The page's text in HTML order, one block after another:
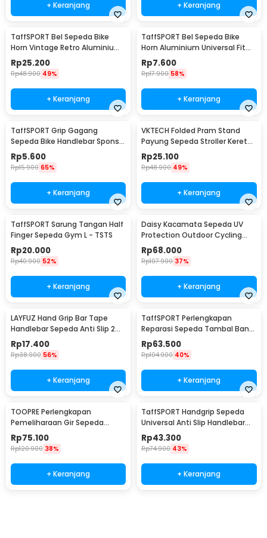
+ Keranjang + Keranjang
TaffSPORT Bel Sepeda Bike
Horn Vintage Retro Aluminium
Alloy 85dB - CL-05
Rp25.200
Rp48.900 49%
+ Keranjang
TaffSPORT Bel Sepeda Bike
Horn Aluminium Universal Fit
85dB - CL-6
Rp7.600
Rp17.900 58%
+ Keranjang
TaffSPORT Grip Gagang
Sepeda Bike Handlebar Spons
Grip 1 Pair - GH-081H
Rp5.600
Rp15.900 65%
+ Keranjang
VKTECH Folded Pram Stand
Payung Sepeda Stroller Kereta
Bayi - LS4G
Rp25.100
Rp48.900 49%
+ Keranjang
TaffSPORT Sarung Tangan Half
Finger Sepeda Gym L - TSTS
Rp20.000
Rp40.900 52%
+ Keranjang
Daisy Kacamata Sepeda UV
Protection Outdoor Cycling
Sunglasses - X7
Rp68.000
Rp107.900 37%
+ Keranjang
LAYFUZ Hand Grip Bar Tape
Handlebar Sepeda Anti Slip 2
Roll - 70616
Rp17.400
Rp38.900 56%
+ Keranjang
TaffSPORT Perlengkapan
Reparasi Sepeda Tambal Ban
16 in 1 - PP06S
Rp63.500
Rp104.900 40%
+ Keranjang
TOOPRE Perlengkapan
Pemeliharaan Gir Sepeda
Hydraulic Brake Bleed Kit - 2021
Rp75.100
Rp120.900 38%
+ Keranjang
TaffSPORT Handgrip Sepeda
Universal Anti Slip Handlebar
Grip - BT1001
Rp43.300
Rp74.900 43%
+ Keranjang